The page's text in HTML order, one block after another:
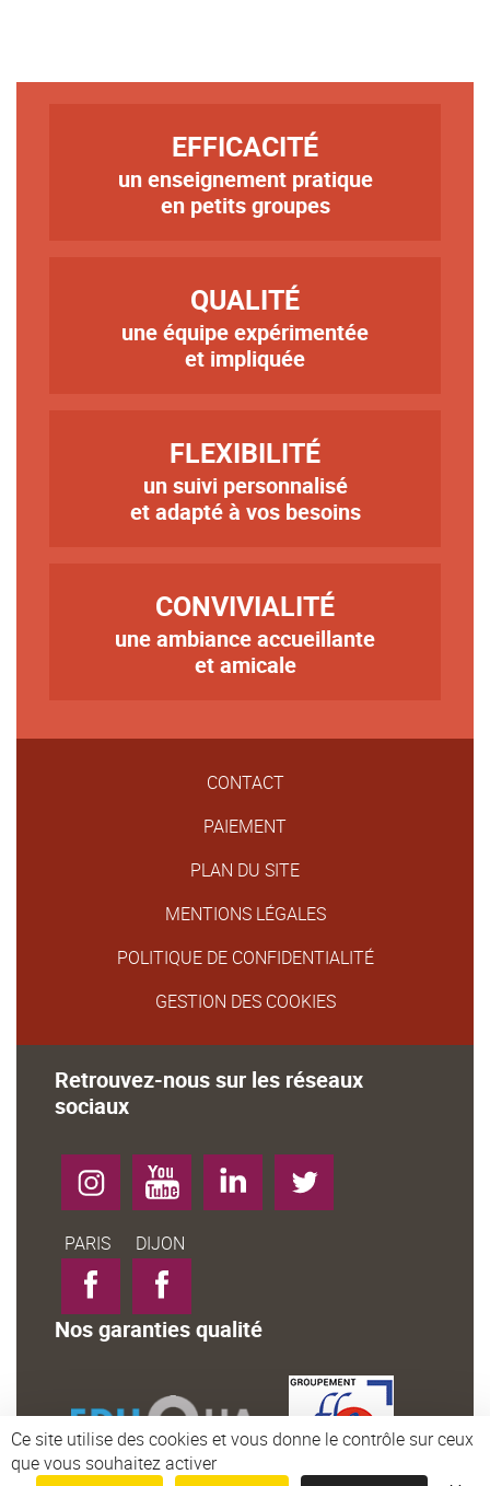
Ce site utilise des cookies et vous donne le contrôle sur ceux
que vous souhaitez activer
EFFICACITÉ
un enseignement pratique
en petits groupes
QUALITÉ
une équipe expérimentée
et impliquée
FLEXIBILITÉ
un suivi personnalisé
et adapté à vos besoins
CONVIVIALITÉ
Texteune ambiance accueillante
et amicale
CONTACT
PAIEMENT
PLAN DU SITE
MENTIONS LÉGALES
POLITIQUE DE CONFIDENTIALITÉ
GESTION DES COOKIES
Retrouvez-nous sur les réseaux
sociaux
InstagramYouTube LinkedIn Twitter
Facebook-
PARIS
Facebook-
DIJON
Nos garanties qualité